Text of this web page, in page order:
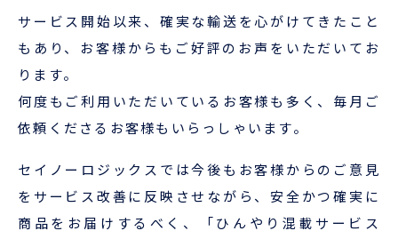
サービス開始以来、確実な輸送を心がけてきたこと
もあり、お客様からもご好評のお声をいただいてお
ります。
何度もご利用いただいているお客様も多く、毎月ご
依頼くださるお客様もいらっしゃいます。
セイノーロジックスでは今後もお客様からのご意見
をサービス改善に反映させながら、安全かつ確実に
商品をお届けするべく、「ひんやり混載サービス